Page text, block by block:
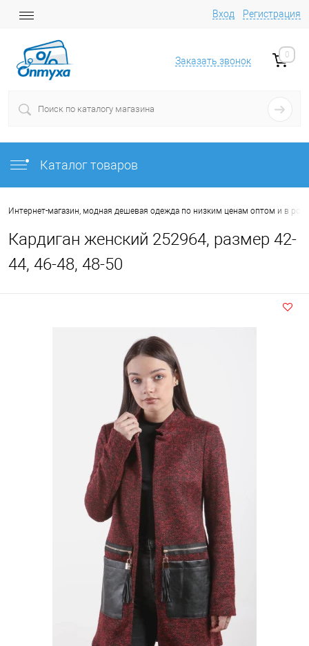
Вход Регистрация
Заказать звонок
0
Каталог товаров
Интернет-магазин, модная дешевая одежда по низким ценам оптом и в
Кардиган женский 252964, размер 42-
44, 46-48, 48-50